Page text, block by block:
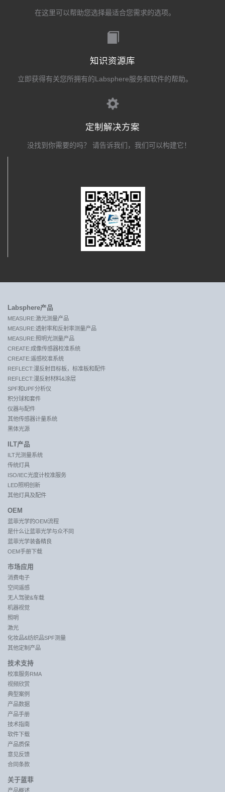
在这里可以帮助您选择最适合您需求的选项。
知识资源库
立即获得有关您所拥有的Labsphere服务和软件的帮助。
定制解决方案
没找到你需要的吗？ 请告诉我们，我们可以构建它！
Labsphere产品
MEASURE:激光测量产品
MEASURE:透射率和反射率测量产品
MEASURE:照明光测量产品
CREATE:成像传感器校准系统
CREATE:遥感校准系统
REFLECT:漫反射目标板，标准板和配件
REFLECT:漫反射材料&涂层
SPF和UPF分析仪
积分球和套件
仪器与配件
其他传感器计量系统
黑体光源
ILT产品
ILT光测量系统
传统灯具
ISO/IEC光度计校准服务
LED照明创新
其他灯具及配件
OEM
蓝菲光学的OEM流程
是什么让蓝菲光学与众不同
蓝菲光学装备精良
OEM手册下载
市场应用
消费电子
空间遥感
无人驾驶&车载
机器视觉
照明
激光
化妆品&纺织品SPF测量
其他定制产品
技术支持
校准服务RMA
视频欣赏
典型案例
产品数据
产品手册
技术指南
软件下载
产品质保
意见反馈
合同条款
关于蓝菲
产品概述